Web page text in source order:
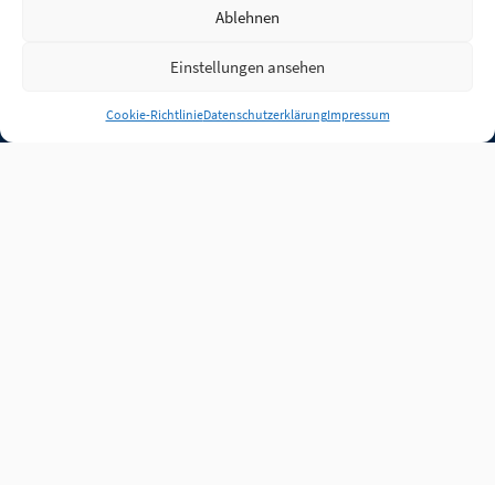
Ablehnen
Einstellungen ansehen
Cookie-RichtlinieDatenschutzerklärungImpressum
Anmelden
Jobs Partner FAQ Quellen